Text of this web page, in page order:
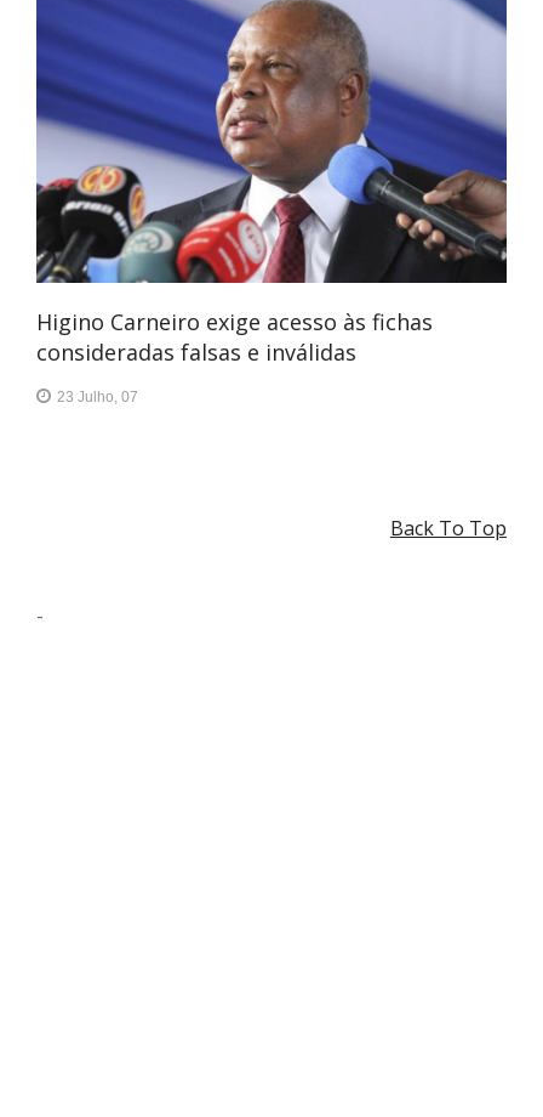
Higino Carneiro exige acesso às fichas
consideradas falsas e inválidas
23 Julho, 07
Back To Top
-